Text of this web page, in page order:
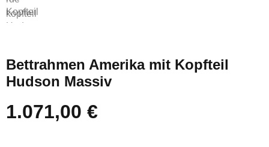
Bettrahmen Amerika mit Kopfteil
Hudson Massiv
Regulärer Preis:
1.071,00 €